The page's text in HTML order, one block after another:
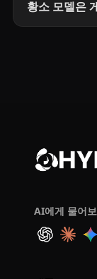
황소 모델은
AI에게 물어